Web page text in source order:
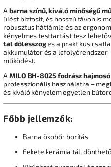
A barna színű, kiváló minőségű
ülést biztosít, és hosszú távon is
robusztus háttámla és az
kényelmes testtartást tesz
tál dőlésszögés a praktikus
akkumulátor és a lefolyórendszer
működést.
A MILO BH-8025 fodrász
professzionális használatra –
és kiváló kényelem egyetlen
Főbb jellemzők:
Barna ökobőr borítás
Fekete kerámia tál,